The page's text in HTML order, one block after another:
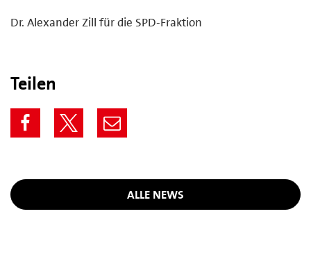
Dr. Alexander Zill für die SPD-Fraktion
Teilen
ALLE NEWS